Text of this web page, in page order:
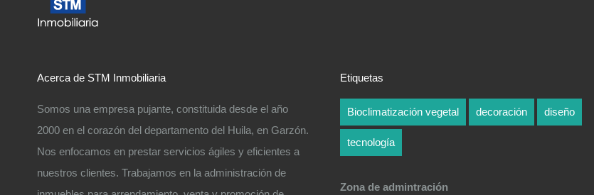
Acerca de STM Inmobiliaria
Somos una empresa pujante, constituida desde el año
2000 en el corazón del departamento del Huila, en Garzón.
Nos enfocamos en prestar servicios ágiles y eficientes a
nuestros clientes. Trabajamos en la administración de
Etiquetas
Bioclimatización vegetal decoración diseño
tecnología
Zona de admintración